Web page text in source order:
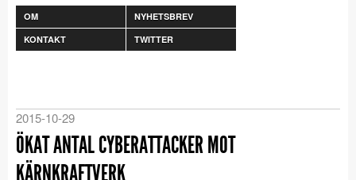
OM
NYHETSBREV
KONTAKT
TWITTER
2015-10-29
ÖKAT ANTAL CYBERATTACKER MOT
KÄRNKRAFTVERK